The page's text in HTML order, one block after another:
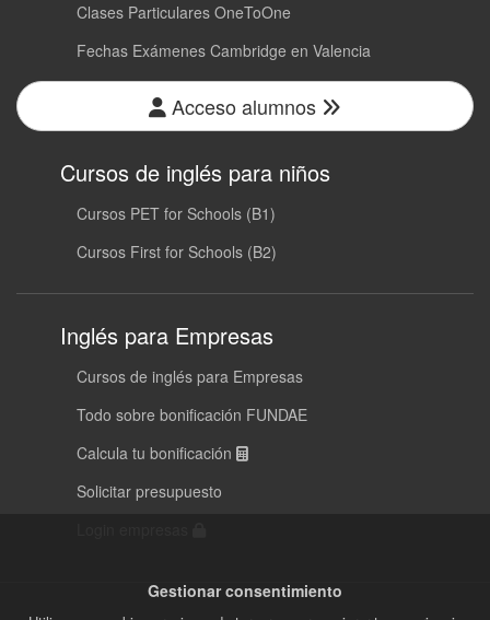
Clases Particulares OneToOne
Fechas Exámenes Cambridge en Valencia
Acceso alumnos
Cursos de inglés para niños
Cursos PET for Schools (B1)
Cursos First for Schools (B2)
Inglés para Empresas
Cursos de inglés para Empresas
Todo sobre bonificación FUNDAE
Calcula tu bonificación
Solicitar presupuesto
Gestionar consentimiento